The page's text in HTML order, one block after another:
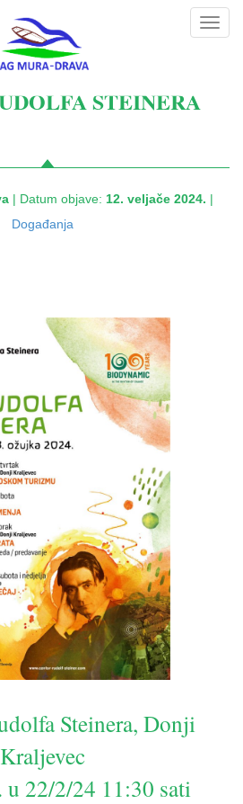
STEINERA
| Datum objave: 12. veljače 2024. |
Događanja
Steinera, Donji
Kraljevec
u 22/2/24 11:30 sati